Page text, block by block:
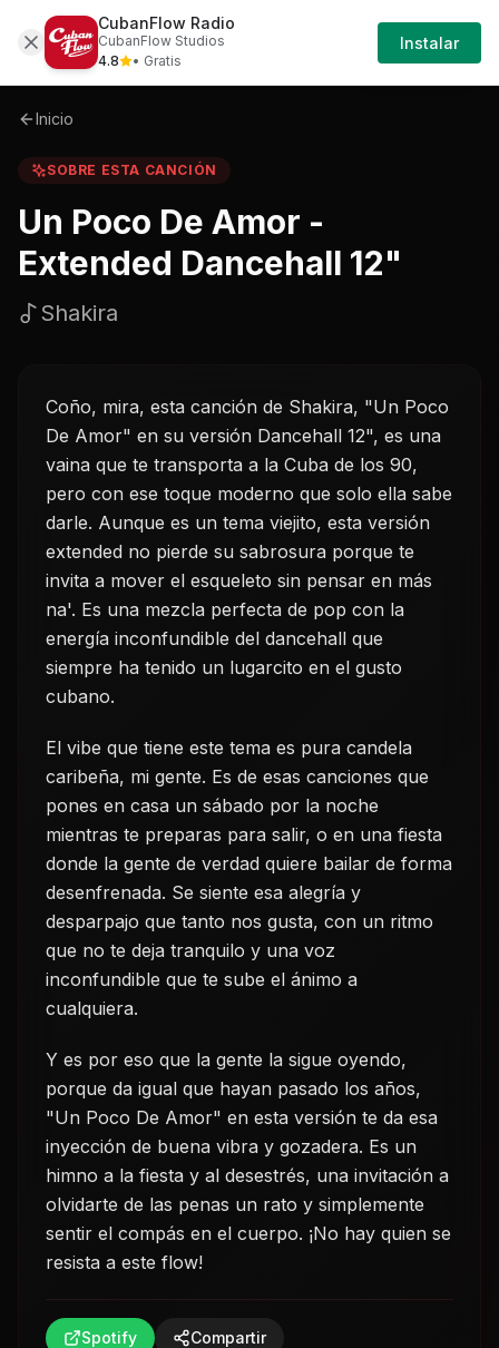
Sobre Un-poco-de-amor---extended-
Iniciar
Sesión
Inicio
SOBRE ESTA CANCIÓN
Un Poco De Amor -
Extended Dancehall 12"
Shakira
Coño, mira, esta canción de Shakira, "Un Poco
De Amor" en su versión Dancehall 12", es una
vaina que te transporta a la Cuba de los 90,
pero con ese toque moderno que solo ella sabe
darle. Aunque es un tema viejito, esta versión
extended no pierde su sabrosura porque te
invita a mover el esqueleto sin pensar en más
na'. Es una mezcla perfecta de pop con la
energía inconfundible del dancehall que
siempre ha tenido un lugarcito en el gusto
cubano.
El vibe que tiene este tema es pura candela
caribeña, mi gente. Es de esas canciones que
pones en casa un sábado por la noche
mientras te preparas para salir, o en una fiesta
donde la gente de verdad quiere bailar de forma
desenfrenada. Se siente esa alegría y
desparpajo que tanto nos gusta, con un ritmo
que no te deja tranquilo y una voz
inconfundible que te sube el ánimo a
cualquiera.
Y es por eso que la gente la sigue oyendo,
porque da igual que hayan pasado los años,
"Un Poco De Amor" en esta versión te da esa
inyección de buena vibra y gozadera. Es un
himno a la fiesta y al desestrés, una invitación a
olvidarte de las penas un rato y simplemente
sentir el compás en el cuerpo. ¡No hay quien se
resista a este flow!
Spotify Compartir
CubanFlow Radio
CubanFlow Studios
4.8
• Gratis
Instalar